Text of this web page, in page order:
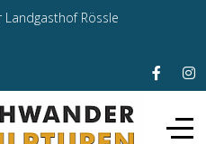
Landgasthof Rössle